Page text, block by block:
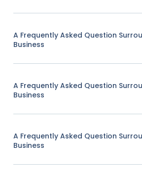
A Frequently Asked Question
Business
A Frequently Asked Question
Business
A Frequently Asked Question
Business